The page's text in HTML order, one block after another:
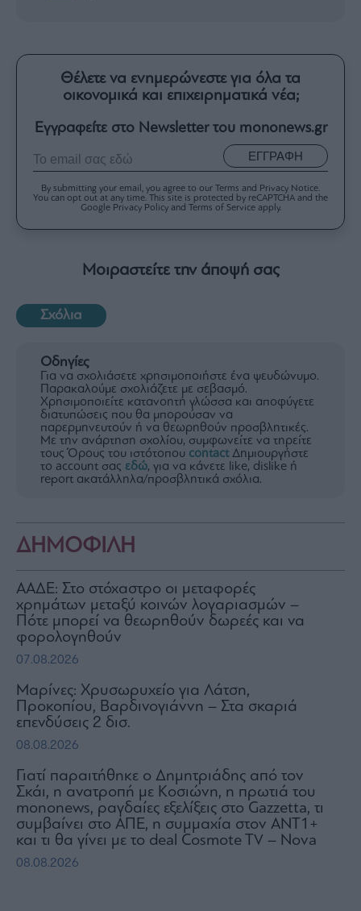
Θέλετε να ενημερώνεστε για όλα τα
οικονομικά και επιχειρηματικά νέα;
Εγγραφείτε στο Newsletter του mononews.gr
ΕΓΓΡΑΦΗ
By submitting your email, you agree to our Terms and Privacy Notice.
You can opt out at any time. This site is protected by reCAPTCHA and the
Google Privacy Policy and Terms of Service apply.
Μοιραστείτε την άποψή σας
Σχόλια
Οδηγίες
Για να σχολιάσετε χρησιμοποιήστε ένα ψευδώνυμο.
Παρακαλούμε σχολιάζετε με σεβασμό.
Χρησιμοποιείτε κατανοητή γλώσσα και αποφύγετε
διατυπώσεις που θα μπορούσαν να
παρερμηνευτούν ή να θεωρηθούν προσβλητικές.
Με την ανάρτηση σχολίου, συμφωνείτε να τηρείτε
τους Όρους του ιστότοπου contactΔημιουργήστε
το account σας εδώ, για να κάνετε like, dislike ή
report ακατάλληλα/προσβλητικά σχόλια.
ΔΗΜΟΦΙΛΗ
ΑΑΔΕ: Στο στόχαστρο οι μεταφορές
χρημάτων μεταξύ κοινών λογαριασμών –
Πότε μπορεί να θεωρηθούν δωρεές και να
φορολογηθούν
07.08.2026
Μαρίνες: Χρυσωρυχείο για Λάτση,
Προκοπίου, Βαρδινογιάννη – Στα σκαριά
επενδύσεις 2 δισ.
08.08.2026
Γιατί παραιτήθηκε ο Δημητριάδης από τον
Σκάι, η ανατροπή με Κοσιώνη, η πρωτιά του
mononews, ραγδαίες εξελίξεις στο Gazzetta, τι
συμβαίνει στο ΑΠΕ, η συμμαχία στον ΑΝΤ1+
και τι θα γίνει με το deal Cosmote TV – Nova
08.08.2026